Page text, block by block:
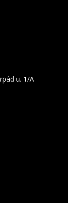
u. 1/A